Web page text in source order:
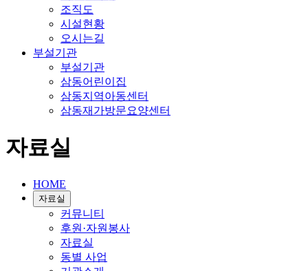
조직도
시설현황
오시는길
부설기관
부설기관
삼동어린이집
삼동지역아동센터
삼동재가방문요양센터
자료실
HOME
자료실
커뮤니티
후원·자원봉사
자료실
동별 사업